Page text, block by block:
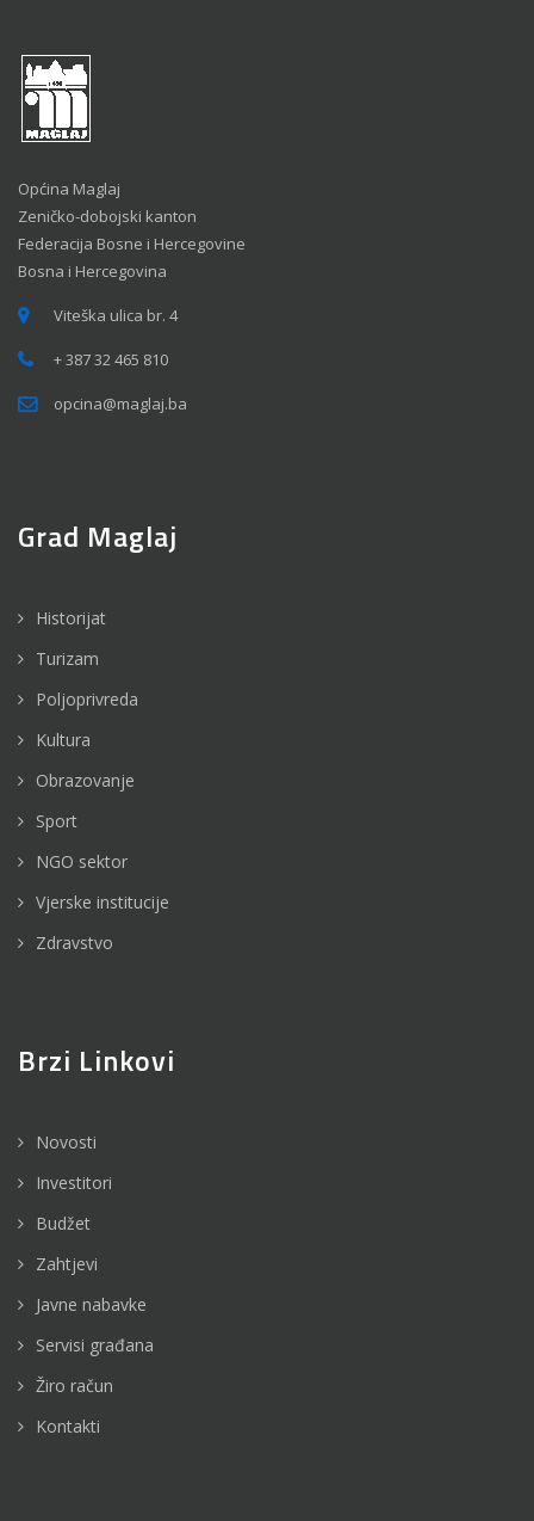
Općina Maglaj
Zeničko-dobojski kanton
Federacija Bosne i Hercegovine
Bosna i Hercegovina
Viteška ulica br. 4
+ 387 32 465 810
opcina@maglaj.ba
Grad Maglaj
Historijat
Turizam
Poljoprivreda
Kultura
Obrazovanje
Sport
NGO sektor
Vjerske institucije
Zdravstvo
Brzi Linkovi
Novosti
Investitori
Budžet
Zahtjevi
Javne nabavke
Servisi građana
Žiro račun
Kontakti